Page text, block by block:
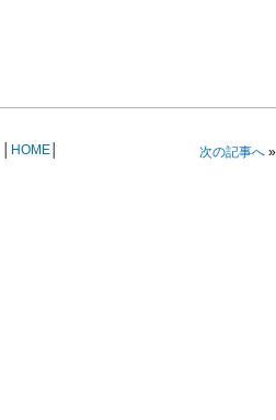
HOME│ 次の記事へ »